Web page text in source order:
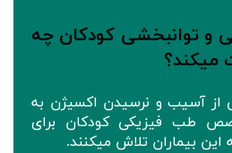
توانبخشی کودکان چه
میکند؟
از آسیب و نرسیدن اکسیژن به
طب فیزیکی کودکان برای
این بیماران تلاش میکنند.